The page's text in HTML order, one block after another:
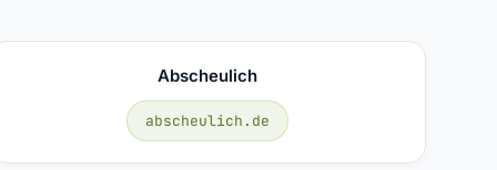
Abscheulich
abscheulich.de